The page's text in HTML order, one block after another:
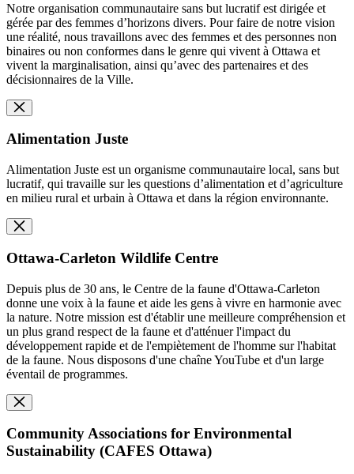
Notre organisation communautaire sans but lucratif est dirigée et
gérée par des femmes d’horizons divers. Pour faire de notre vision
une réalité, nous travaillons avec des femmes et des personnes non
binaires ou non conformes dans le genre qui vivent à Ottawa et
vivent la marginalisation, ainsi qu’avec des partenaires et des
décisionnaires de la Ville.
Alimentation Juste
Alimentation Juste est un organisme communautaire local, sans but
lucratif, qui travaille sur les questions d’alimentation et d’agriculture
en milieu rural et urbain à Ottawa et dans la région environnante.
Ottawa-Carleton Wildlife Centre
Depuis plus de 30 ans, le Centre de la faune d'Ottawa-Carleton
donne une voix à la faune et aide les gens à vivre en harmonie avec
la nature. Notre mission est d'établir une meilleure compréhension et
un plus grand respect de la faune et d'atténuer l'impact du
développement rapide et de l'empiètement de l'homme sur l'habitat
de la faune. Nous disposons d'une chaîne YouTube et d'un large
éventail de programmes.
Community Associations for Environmental
Sustainability (CAFES Ottawa)